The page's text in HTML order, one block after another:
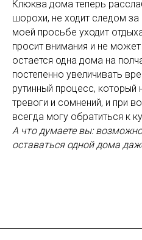
Клюква дома теперь
шорохи, не ходит следом
моей просьбе уходит
просит внимания и не
остается одна дома на
постепенно увеличивать
рутинный процесс,
тревоги и сомнений, и при
всегда могу обратиться к
А что думаете вы:
оставаться одной дома